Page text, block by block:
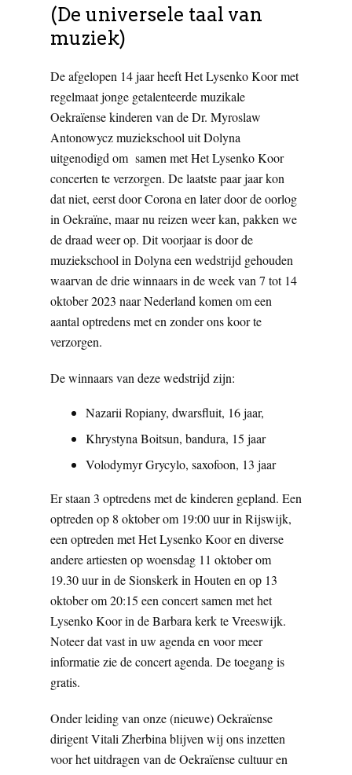
(De universele taal van
muziek)
De afgelopen 14 jaar heeft Het Lysenko Koor met
regelmaat jonge getalenteerde muzikale
Oekraïense kinderen van de Dr. Myroslaw
Antonowycz muziekschool uit Dolyna
uitgenodigd om samen met Het Lysenko Koor
concerten te verzorgen. De laatste paar jaar kon
dat niet, eerst door Corona en later door de oorlog
in Oekraïne, maar nu reizen weer kan, pakken we
de draad weer op. Dit voorjaar is door de
muziekschool in Dolyna een wedstrijd gehouden
waarvan de drie winnaars in de week van 7 tot 14
oktober 2023 naar Nederland komen om een
aantal optredens met en zonder ons koor te
verzorgen.
De winnaars van deze wedstrijd zijn:
Nazarii Ropiany, dwarsfluit, 16 jaar,
Khrystyna Boitsun, bandura, 15 jaar
Volodymyr Grycylo, saxofoon, 13 jaar
Er staan 3 optredens met de kinderen gepland. Een
optreden op 8 oktober om 19:00 uur in Rijswijk,
een optreden met Het Lysenko Koor en diverse
andere artiesten op woensdag 11 oktober om
19.30 uur in de Sionskerk in Houten en op 13
oktober om 20:15 een concert samen met het
Lysenko Koor in de Barbara kerk te Vreeswijk.
Noteer dat vast in uw agenda en voor meer
informatie zie de concert agenda. De toegang is
gratis.
Onder leiding van onze (nieuwe) Oekraïense
dirigent Vitali Zherbina blijven wij ons inzetten
voor het uitdragen van de Oekraïense cultuur en